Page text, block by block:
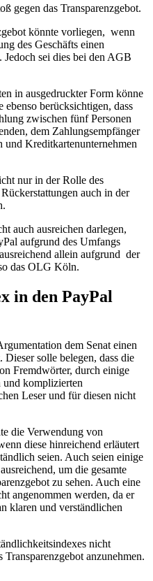
gegen das Transparenzgebot.
könnte vorliegen, wenn
des Geschäfts einen
sei dies bei den AGB
in ausgedruckter Form könne
berücksichtigen, dass
zwischen fünf Personen
dem Zahlungsempfänger
und Kreditkartenunternehmen
nur in der Rolle des
auch in der
auch ausreichen darlegen,
aufgrund des Umfangs
allein aufgrund der
das OLG Köln.
in den PayPal
dem Senat einen
solle belegen, dass die
Fremdwörter, durch einige
und komplizierten
Leser und für diesen nicht
die Verwendung von
diese hinreichend erläutert
seien. Auch seien einige
um die gesamte
zu sehen. Auch eine
angenommen werden, da er
klaren und verständlichen
nicht
Transparenzgebot anzunehmen.